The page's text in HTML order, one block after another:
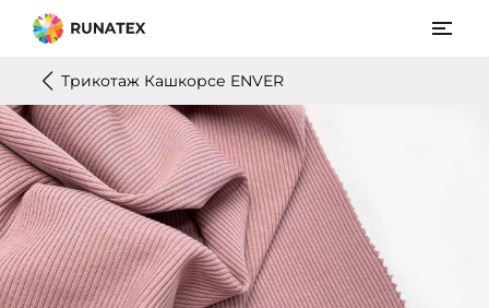
Трикотаж Кашкорсе ENVER